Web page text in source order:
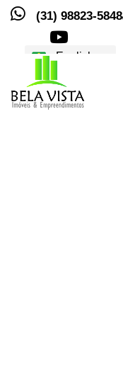
(31) 98823-5848
Traduções